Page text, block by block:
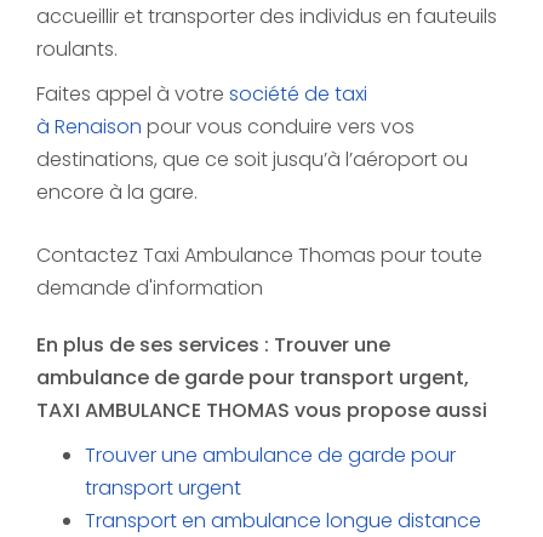
accueillir et transporter des individus en fauteuils
roulants.
Faites appel à votre société de taxi
à Renaison pour vous conduire vers vos
destinations, que ce soit jusqu’à l’aéroport ou
encore à la gare.
Contactez Taxi Ambulance Thomas pour toute
demande d'information
En plus de ses services : Trouver une
ambulance de garde pour transport urgent,
TAXI AMBULANCE THOMAS vous propose aussi
Trouver une ambulance de garde pour
transport urgent
Transport en ambulance longue distance